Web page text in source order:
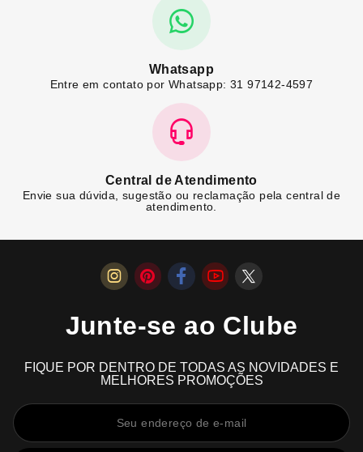
Whatsapp
Entre em contato por Whatsapp: 31 97142-4597
Central de Atendimento
Envie sua dúvida, sugestão ou reclamação pela central de
atendimento.
Junte-se ao Clube
FIQUE POR DENTRO DE TODAS AS NOVIDADES E
MELHORES PROMOÇÕES